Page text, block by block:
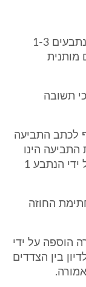
האם הותנה ההסכם בין התובעת לבין הנתבעים 1-3
מותנית
תשובה
לכתב התביעה
הינו
המסמך ועליו התוספת - אשר הוספה על ידי הנתבע 1
החוזה
הוספה על ידי
בין הצדדים